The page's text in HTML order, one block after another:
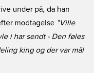
under på, da han
modtagelse "Ville
i har sendt - Den føles
king og der var mål